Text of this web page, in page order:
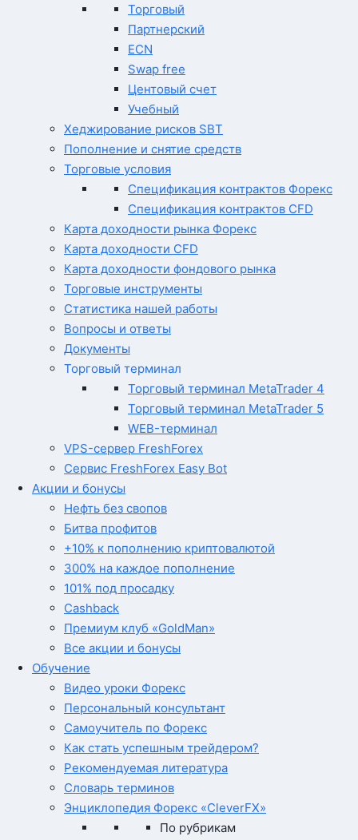
Торговый
Партнерский
ECN
Swap free
Центовый счет
Учебный
Хеджирование рисков SBT
Пополнение и снятие средств
Торговые условия
Спецификация контрактов Форекс
Спецификация контрактов CFD
Карта доходности рынка Форекс
Карта доходности CFD
Карта доходности фондового рынка
Торговые инструменты
Статистика нашей работы
Вопросы и ответы
Документы
Торговый терминал
Торговый терминал MetaTrader 4
Торговый терминал MetaTrader 5
WEB-терминал
VPS-сервер FreshForex
Сервис FreshForex Easy Bot
Акции и бонусы
Нефть без свопов
Битва профитов
+10% к пополнению криптовалютой
300% на каждое пополнение
101% под просадку
Cashback
Премиум клуб «GoldMan»
Все акции и бонусы
Обучение
Видео уроки Форекс
Персональный консультант
Самоучитель по Форекс
Как стать успешным трейдером?
Рекомендуемая литература
Словарь терминов
Энциклопедия Форекс «CleverFX»
По рубрикам